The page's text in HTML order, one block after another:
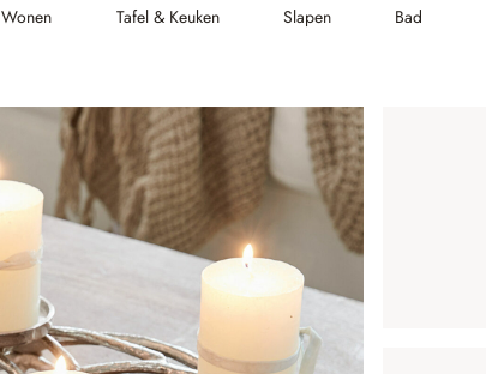
Wonen Tafel & Keuken Slapen Bad